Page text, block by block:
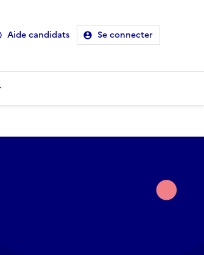
Aide candidats Se connecter